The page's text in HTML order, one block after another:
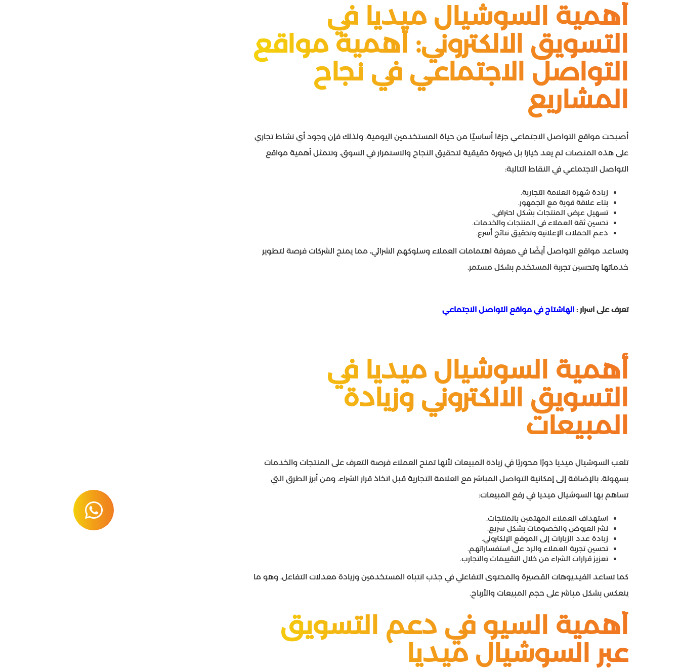
أهمية السوشيال ميديا في
التسويق الالكتروني: أهمية مواقع
التواصل الاجتماعي في نجاح
المشاريع
أصبحت مواقع التواصل الاجتماعي جزءًا أساسيًا من حياة المستخدمين اليومية، ولذلك فإن وجود أي نشاط تجاري
على هذه المنصات لم يعد خيارًا بل ضرورة حقيقية لتحقيق النجاح والاستمرار في السوق، وتتمثل أهمية مواقع
التواصل الاجتماعي في النقاط التالية:
زيادة شهرة العلامة التجارية.
بناء علاقة قوية مع الجمهور.
تسهيل عرض المنتجات بشكل احترافي.
تحسين ثقة العملاء في المنتجات والخدمات.
دعم الحملات الإعلانية وتحقيق نتائج أسرع.
وتساعد مواقع التواصل أيضًا في معرفة اهتمامات العملاء وسلوكهم الشرائي، مما يمنح الشركات فرصة لتطوير
خدماتها وتحسين تجربة المستخدم بشكل مستمر.
تعرف على اسرار : الهاشتاج في مواقع التواصل الاجتماعي
أهمية السوشيال ميديا في
التسويق الالكتروني وزيادة
المبيعات
تلعب السوشيال ميديا دورًا محوريًا في زيادة المبيعات لأنها تمنح العملاء فرصة التعرف على المنتجات والخدمات
بسهولة، بالإضافة إلى إمكانية التواصل المباشر مع العلامة التجارية قبل اتخاذ قرار الشراء، ومن أبرز الطرق التي
تساهم بها السوشيال ميديا في رفع المبيعات:
استهداف العملاء المهتمين بالمنتجات.
نشر العروض والخصومات بشكل سريع.
زيادة عدد الزيارات إلى الموقع الإلكتروني.
تحسين تجربة العملاء والرد على استفساراتهم.
تعزيز قرارات الشراء من خلال التقييمات والتجارب.
كما تساعد الفيديوهات القصيرة والمحتوى التفاعلي في جذب انتباه المستخدمين وزيادة معدلات التفاعل، وهو ما
ينعكس بشكل مباشر على حجم المبيعات والأرباح.
أهمية السيو في دعم التسويق
عبر السوشيال ميديا